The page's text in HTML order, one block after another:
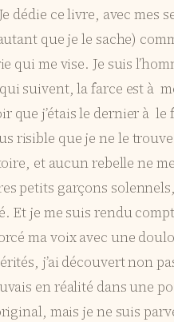
dédie ce livre, avec mes
que je le sache)
qui me vise. Je suis
suivent, la farce est à
que j’étais le dernier à
risible que je ne le
et aucun rebelle ne
petits garçons
Et je me suis rendu
ma voix avec une
j’ai découvert non
en réalité dans une
mais je ne suis